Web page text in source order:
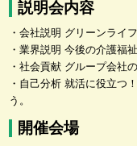
説明会内容
・会社説明 グリーンライ
・業界説明 今後の介護福
・社会貢献 グループ会社
・自己分析 就活に役立つ
う。
開催会場